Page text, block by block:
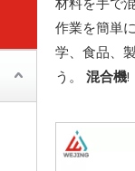
作業を簡単
学、食品、
う。 混合機!